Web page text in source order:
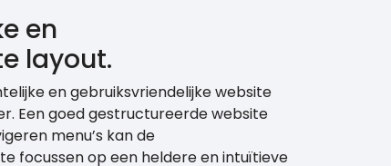
en
layout.
en gebruiksvriendelijke website
Een goed gestructureerde website
menu’s kan de
focussen op een heldere en intuïtieve